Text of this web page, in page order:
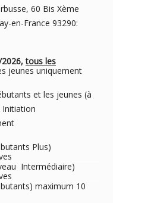
60 Bis Xème
en-France 93290:
2026,tous les
jeunes uniquement
et les jeunes (à
Initiation
Plus)
Intermédiaire)
maximum 10